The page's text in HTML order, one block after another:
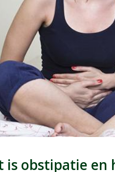
is obstipatie en